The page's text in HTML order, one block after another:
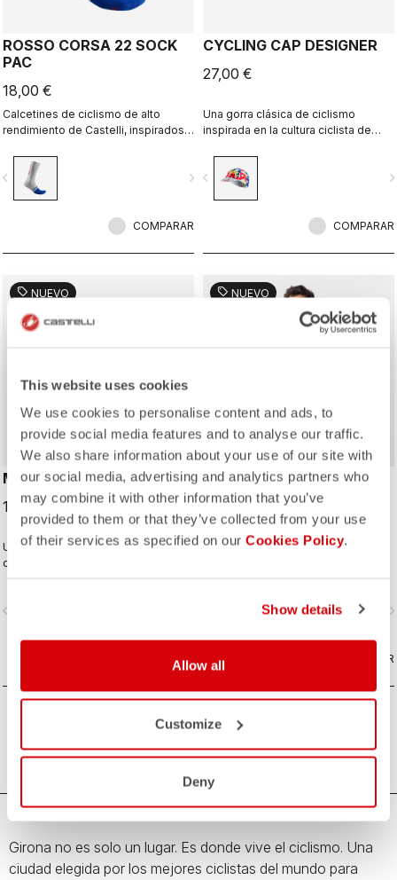
This website uses cookies
We use cookies to personalise content and ads, to
provide social media features and to analyse our traffic.
We also share information about your use of our site with
our social media, advertising and analytics partners who
may combine it with other information that you’ve
provided to them or that they’ve collected from your use
of their services as specified on our Cookies Policy.
Show details
Allow all
Customize
Deny
ROSSO CORSA 22 SOCK
PAC
18,00 €
Calcetines de ciclismo de alto
rendimiento de Castelli, inspirados
Diseñados en colaboración con R-
A/D.
navigate_next
COMPARAR
CYCLING CAP DESIGNER
27,00 €
Una gorra clásica de ciclismo
inspirada en la cultura ciclista de
A/D.
navigate_before
COMPARAR
sell NUEVO
MUSETTE
15,00 €
Una musette clásica inspirada en la
cultura ciclista de Girona y sus
COMPARAR
sell NUEVO
CUSTOM T-SHIRT
50,00 €
Una camiseta lifestyle inspirada en
COMPARAR
Girona no es solo un lugar. Es donde vive el ciclismo. Una
ciudad elegida por los mejores ciclistas del mundo para